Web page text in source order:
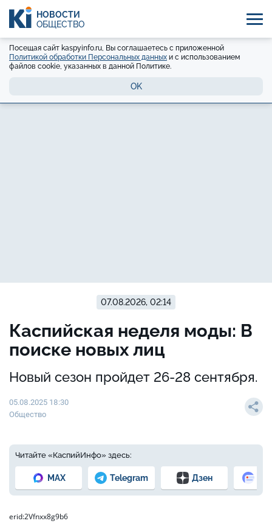
НОВОСТИ
ОБЩЕСТВО
Посещая сайт kaspyinfo.ru, Вы соглашаетесь с приложенной
Политикой обработки Персональных данных и с использованием
файлов cookie, указанных в данной Политике.
OK
07.08.2026, 02:14
Каспийская неделя моды: В
поиске новых лиц
Новый сезон пройдет 26-28 сентября.
05.08.2025 18:30
Общество
Читайте «КаспийИнфо» здесь:
MAX Telegram Дзен
erid:2Vfnxx8g9b6